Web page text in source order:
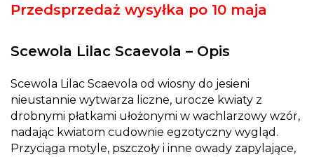
Przedsprzedaż wysyłka po 10 maja
Scewola Lilac Scaevola – Opis
Scewola Lilac Scaevola od wiosny do jesieni
nieustannie wytwarza liczne, urocze kwiaty z
drobnymi płatkami ułożonymi w wachlarzowy wzór,
nadając kwiatom cudownie egzotyczny wygląd.
Przyciąga motyle, pszczoły i inne owady zapylające,